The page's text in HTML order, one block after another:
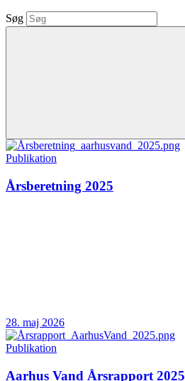
Søg
Publikation
Årsberetning 2025
28. maj 2026
Publikation
Aarhus Vand Årsrapport 2025